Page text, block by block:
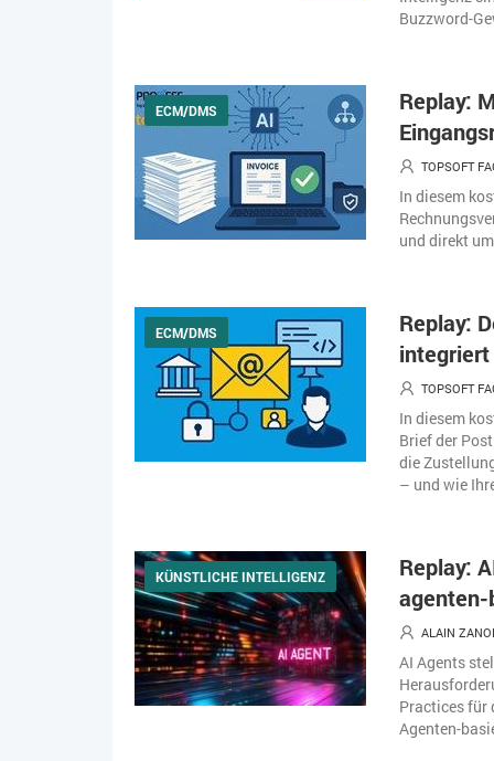
Buzzword-
ECM/DMS
Replay:
TOPSOFT
In diesem
und direkt
ECM/DMS
Replay:
integriert
TOPSOFT
In diesem
Brief der
die
– und wie
KÜNSTLICHE INTELLIGENZ
Replay:
ALAIN
AI Agents
Practices für
Agenten-